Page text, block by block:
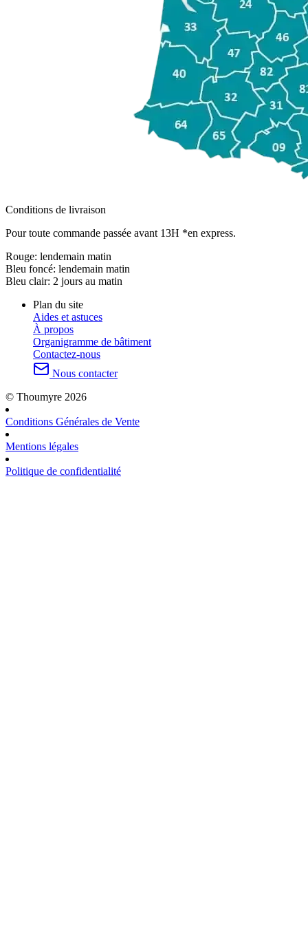
Conditions de livraison
Pour toute commande passée avant 13H *en express.
Rouge: lendemain matin
Bleu foncé: lendemain matin
Bleu clair: 2 jours au matin
Plan du site
Aides et astuces
À propos
Organigramme de bâtiment
Contactez-nous
Nous contacter
© Thoumyre 2026
Conditions Générales de Vente
Mentions légales
Politique de confidentialité